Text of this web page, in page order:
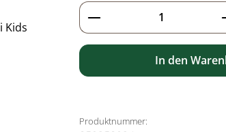
Produkt Anzahl:
In den
Produktnummer: